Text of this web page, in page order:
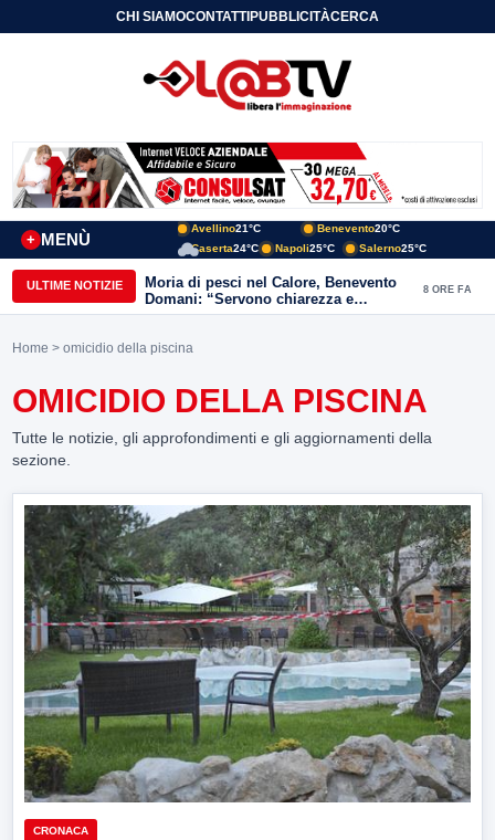
CHI SIAMOCONTATTIPUBBLICITÀCERCA
MENÙ
+
Avellino21°C Benevento20°C
Caserta24°C Napoli25°C Salerno25°C
ULTIME NOTIZIE
Moria di pesci nel Calore, Benevento
Domani: “Servono chiarezza e
approfondimenti sulla gestione
8 ORE FA
Home > omicidio della piscina
OMICIDIO DELLA PISCINA
Tutte le notizie, gli approfondimenti e gli aggiornamenti della
sezione.
CRONACA